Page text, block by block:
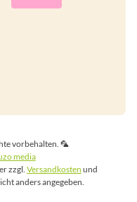
vorbehalten. 🦜
media
zzgl. Versandkosten und
anders angegeben.